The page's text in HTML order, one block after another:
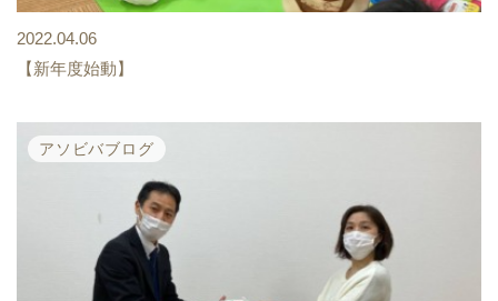
2022.04.06
【新年度始動】
アソビバブログ